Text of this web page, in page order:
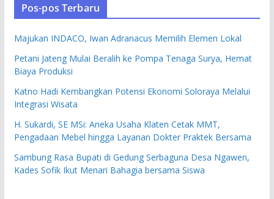
Pos-pos Terbaru
Majukan INDACO, Iwan Adranacus Memilih Elemen Lokal
Petani Jateng Mulai Beralih ke Pompa Tenaga Surya, Hemat
Biaya Produksi
Katno Hadi Kembangkan Potensi Ekonomi Soloraya Melalui
Integrasi Wisata
H. Sukardi, SE MSi: Aneka Usaha Klaten Cetak MMT,
Pengadaan Mebel hingga Layanan Dokter Praktek Bersama
Sambung Rasa Bupati di Gedung Serbaguna Desa Ngawen,
Kades Sofik Ikut Menari Bahagia bersama Siswa